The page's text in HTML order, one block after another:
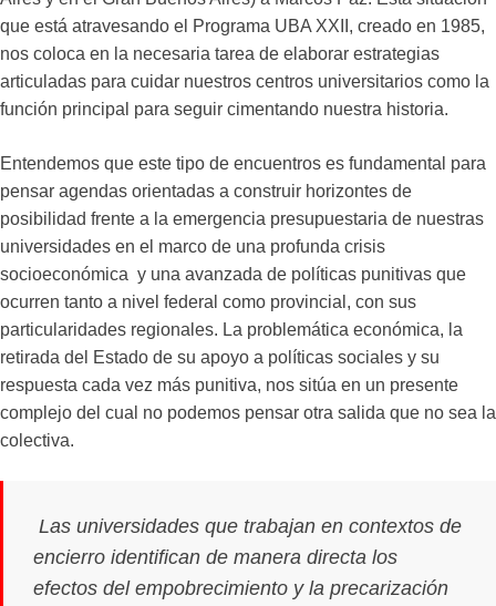
que está atravesando el Programa UBA XXII, creado en 1985,
nos coloca en la necesaria tarea de elaborar estrategias
articuladas para cuidar nuestros centros universitarios como la
función principal para seguir cimentando nuestra historia.
Entendemos que este tipo de encuentros es fundamental para
pensar agendas orientadas a construir horizontes de
posibilidad frente a la emergencia presupuestaria de nuestras
universidades en el marco de una profunda crisis
socioeconómica y una avanzada de políticas punitivas que
ocurren tanto a nivel federal como provincial, con sus
particularidades regionales. La problemática económica, la
retirada del Estado de su apoyo a políticas sociales y su
respuesta cada vez más punitiva, nos sitúa en un presente
complejo del cual no podemos pensar otra salida que no sea la
colectiva.
Las universidades que trabajan en contextos de
encierro identifican de manera directa los
efectos del empobrecimiento y la precarización